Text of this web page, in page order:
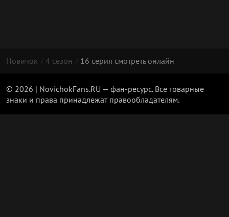
Новичок 4 сезон 16 серия смотреть онлайн
© 2026 | NovichokFans.RU — фан-ресурс. Все товарные
знаки и права принадлежат правообладателям.